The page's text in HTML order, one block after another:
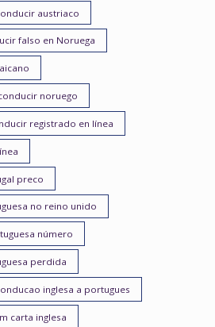
austriaco
falso en Noruega
noruego
registrado en línea
preco
no reino unido
número
perdida
inglesa a portugues
carta inglesa